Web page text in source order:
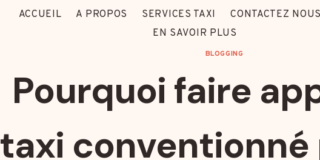
ACCUEIL A PROPOS SERVICES TAXI CONTACTEZ NOUS
EN SAVOIR PLUS
BLOGGING
Pourquoi faire
taxi conventionné